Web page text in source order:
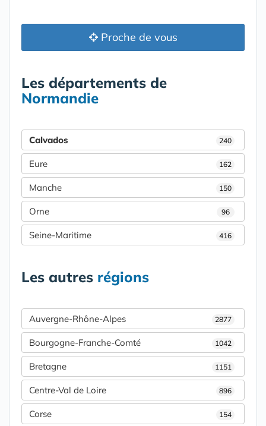
Proche de vous
Les départements de
Normandie
Calvados 240
Eure 162
Manche 150
Orne 96
Seine-Maritime 416
Les autres régions
Auvergne-Rhône-Alpes 2877
Bourgogne-Franche-Comté 1042
Bretagne 1151
Centre-Val de Loire 896
Corse 154